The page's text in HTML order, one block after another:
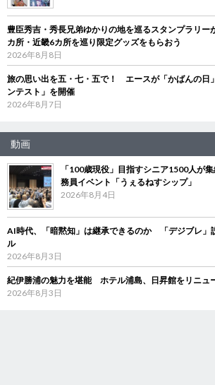
豊臣秀吉・秀長兄弟ゆかりの地を巡るスタンプラリ
カ所・近畿6カ所を巡り限定グッズをもらおう
2026年8月8日
旅の思い出を五・七・五で！ エースが「かばんの日
ンテスト」を開催
2026年8月7日
動画
「100歳現役」目指すシニア1500人が
務員イベント「うぇるねすシップ」
2026年8月4日
AI時代、「暗黙知」は継承できるのか 「デジブレ」
ル
2026年8月3日
紀伊勝浦の魅力を堪能 ホテル浦島、日昇館をリニュ
2026年8月3日